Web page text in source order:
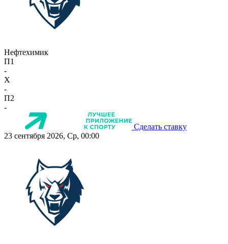
Нефтехимик
П1
-
X
-
П2
-
Сделать ставку
23 сентября 2026, Ср, 00:00